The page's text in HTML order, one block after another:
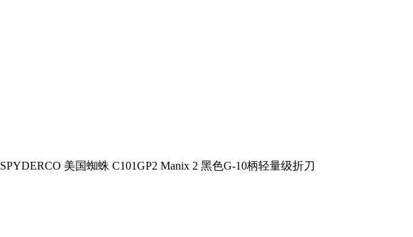
SPYDERCO 美国蜘蛛 C101GP2 Manix 2 黑色G-10柄轻量级折刀